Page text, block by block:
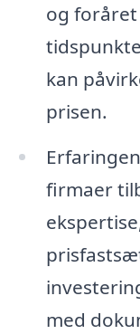
og
kan
prisen.
firmaer
med